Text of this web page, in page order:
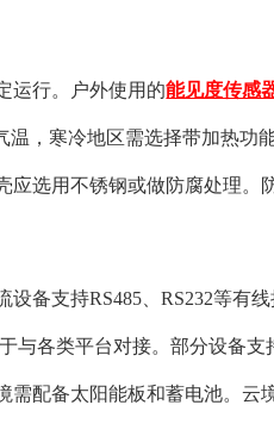
运行。户外使用的能见度传感
温，寒冷地区需选择带加热功
应选用不锈钢或做防腐处理。
备支持RS485、RS232等有
与各类平台对接。部分设备
需配备太阳能板和蓄电池。云